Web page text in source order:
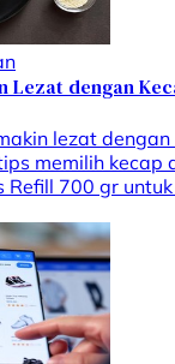
Lezat dengan
lezat dengan
memilih kecap
Refill 700 gr